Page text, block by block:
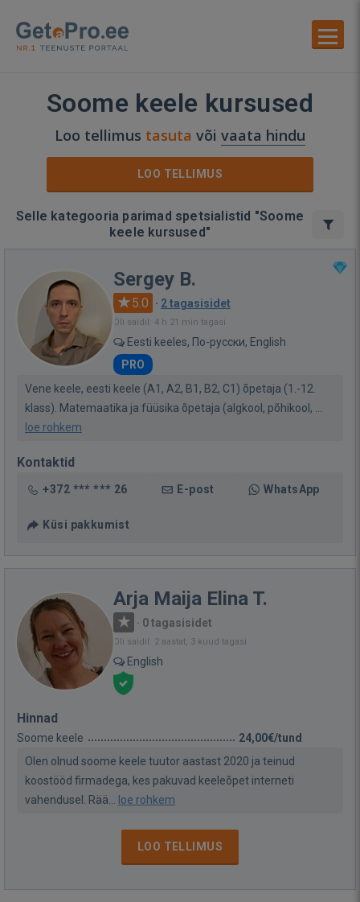
Soome keele kursused
Loo tellimus tasuta või vaata hindu
LOO TELLIMUS
Selle kategooria parimad spetsialistid "Soome
keele kursused"
Sergey B.
5.0 · 2 tagasisidet
Oli saidil: 4 h 21 min tagasi
Eesti keeles, По-русски, English
PRO
Vene keele, eesti keele (A1, A2, B1, B2, C1) õpetaja (1.-12.
klass). Matemaatika ja füüsika õpetaja (algkool, põhikool, ...
loe rohkem
Kontaktid
+372 *** *** 26 E-post WhatsApp
Küsi pakkumist
Arja Maija Elina T.
· 0 tagasisidet
Oli saidil: 2 aastat, 3 kuud tagasi
English
Hinnad
Soome keele
24,00€/tund
Olen olnud soome keele tuutor aastast 2020 ja teinud
koostööd firmadega, kes pakuvad keeleõpet interneti
vahendusel. Rää...
loe rohkem
LOO TELLIMUS